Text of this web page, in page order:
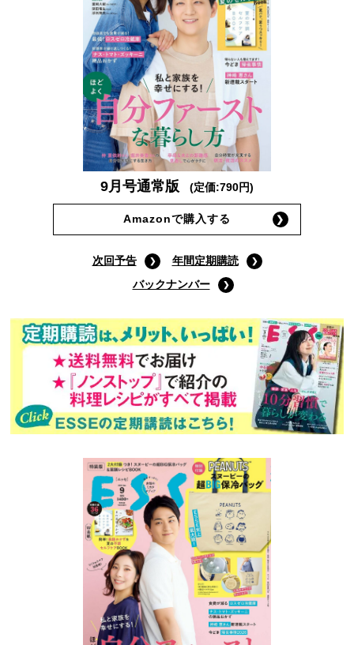
9月号通常版 (定価:790円)
Amazonで購入する
次回予告
年間定期購読
バックナンバー